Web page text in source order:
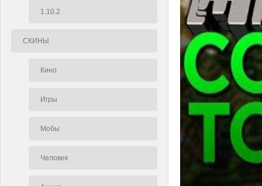
1.10.2
СКИНЫ
Кино
Игры
Мобы
Человек